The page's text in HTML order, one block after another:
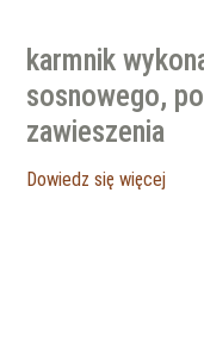
karmnik
sosnowego,
zawieszenia
Dowiedz się więcej